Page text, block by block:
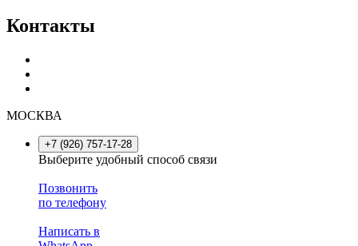
Контакты
МОСКВА
+7 (926) 757-17-28
Выберите удобный способ связи
Позвонить
по телефону
Написать в